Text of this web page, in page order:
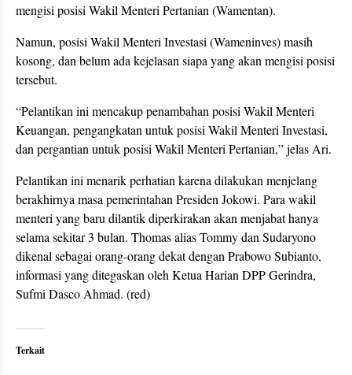
mengisi posisi Wakil Menteri Pertanian (Wamentan).
Namun, posisi Wakil Menteri Investasi (Wameninves) masih
kosong, dan belum ada kejelasan siapa yang akan mengisi posisi
tersebut.
“Pelantikan ini mencakup penambahan posisi Wakil Menteri
Keuangan, pengangkatan untuk posisi Wakil Menteri Investasi,
dan pergantian untuk posisi Wakil Menteri Pertanian,” jelas Ari.
Pelantikan ini menarik perhatian karena dilakukan menjelang
berakhirnya masa pemerintahan Presiden Jokowi. Para wakil
menteri yang baru dilantik diperkirakan akan menjabat hanya
selama sekitar 3 bulan. Thomas alias Tommy dan Sudaryono
dikenal sebagai orang-orang dekat dengan Prabowo Subianto,
informasi yang ditegaskan oleh Ketua Harian DPP Gerindra,
Sufmi Dasco Ahmad. (red)
Terkait